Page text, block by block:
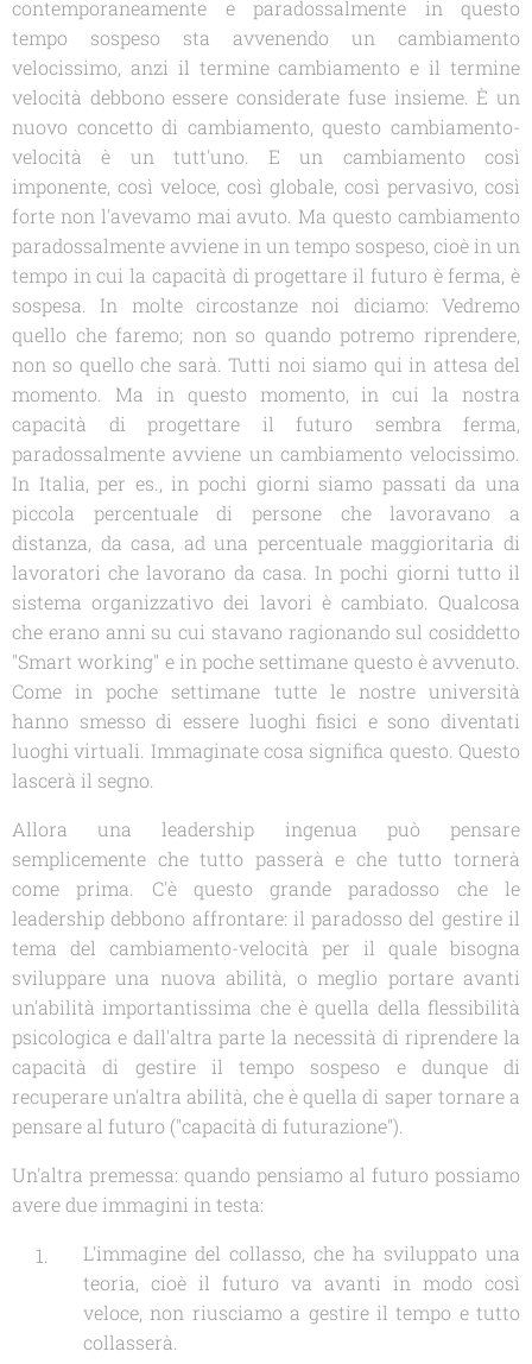
contemporaneamente e paradossalmente in questo
tempo sospeso sta avvenendo un cambiamento
velocissimo, anzi il termine cambiamento e il termine
velocità debbono essere considerate fuse insieme. È un
nuovo concetto di cambiamento, questo cambiamento-
velocità è un tutt'uno. E un cambiamento così
imponente, così veloce, così globale, così pervasivo, così
forte non l'avevamo mai avuto. Ma questo cambiamento
paradossalmente avviene in un tempo sospeso, cioè in un
tempo in cui la capacità di progettare il futuro è ferma, è
sospesa. In molte circostanze noi diciamo: Vedremo
quello che faremo; non so quando potremo riprendere,
non so quello che sarà. Tutti noi siamo qui in attesa del
momento. Ma in questo momento, in cui la nostra
capacità di progettare il futuro sembra ferma,
paradossalmente avviene un cambiamento velocissimo.
In Italia, per es., in pochi giorni siamo passati da una
piccola percentuale di persone che lavoravano a
distanza, da casa, ad una percentuale maggioritaria di
lavoratori che lavorano da casa. In pochi giorni tutto il
sistema organizzativo dei lavori è cambiato. Qualcosa
che erano anni su cui stavano ragionando sul cosiddetto
"Smart working" e in poche settimane questo è avvenuto.
Come in poche settimane tutte le nostre università
hanno smesso di essere luoghi fisici e sono diventati
luoghi virtuali. Immaginate cosa significa questo. Questo
lascerà il segno.
Allora una leadership ingenua può pensare
semplicemente che tutto passerà e che tutto tornerà
come prima. C'è questo grande paradosso che le
leadership debbono affrontare: il paradosso del gestire il
tema del cambiamento-velocità per il quale bisogna
sviluppare una nuova abilità, o meglio portare avanti
un'abilità importantissima che è quella della flessibilità
psicologica e dall'altra parte la necessità di riprendere la
capacità di gestire il tempo sospeso e dunque di
recuperare un'altra abilità, che è quella di saper tornare a
pensare al futuro ("capacità di futurazione").
Un'altra premessa: quando pensiamo al futuro possiamo
avere due immagini in testa:
L'immagine del collasso, che ha sviluppato una
teoria, cioè il futuro va avanti in modo così
veloce, non riusciamo a gestire il tempo e tutto
collasserà.